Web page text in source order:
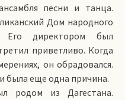
песни и танца.
Дом народного
Его директором был
приветливо. Когда
он обрадовался.
была еще одна причина.
родом из Дагестана.